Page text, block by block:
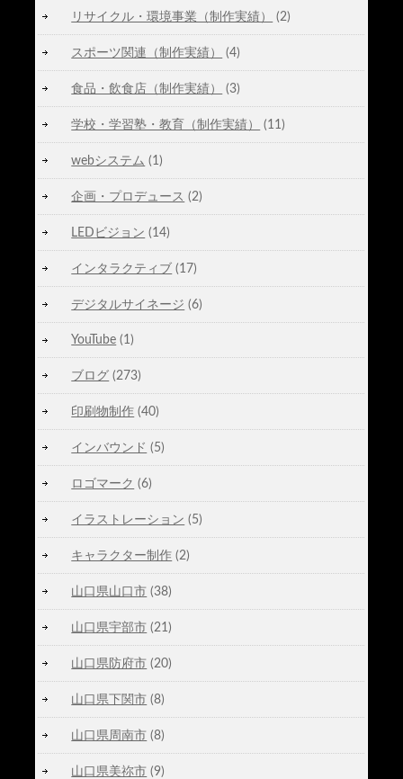
リサイクル・環境事業（制作実績） (2)
スポーツ関連（制作実績） (4)
食品・飲食店（制作実績） (3)
学校・学習塾・教育（制作実績） (11)
webシステム (1)
企画・プロデュース (2)
LEDビジョン (14)
インタラクティブ (17)
デジタルサイネージ (6)
YouTube (1)
ブログ (273)
印刷物制作 (40)
インバウンド (5)
ロゴマーク (6)
イラストレーション (5)
キャラクター制作 (2)
山口県山口市 (38)
山口県宇部市 (21)
山口県防府市 (20)
山口県下関市 (8)
山口県周南市 (8)
山口県美祢市 (9)